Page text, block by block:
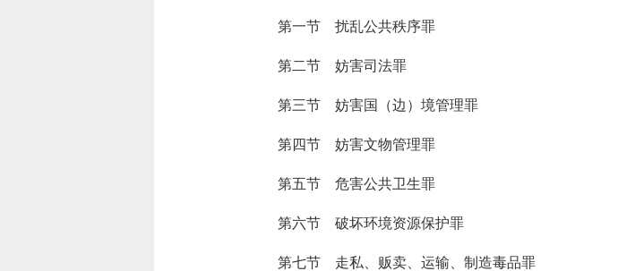
第一节 扰乱公共秩序罪
第二节 妨害司法罪
第三节 妨害国（边）境管理罪
第四节 妨害文物管理罪
第五节 危害公共卫生罪
第六节 破坏环境资源保护罪
第七节 走私、贩卖、运输、制造毒品罪